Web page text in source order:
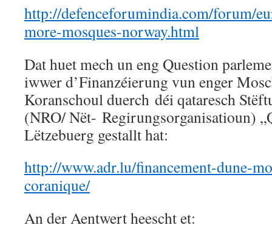
http://defenceforumindia.com/forum/
more-mosques-norway.html
Dat huet mech un eng Question
iwwer d’Finanzéierung vun enger
Koranschoul duerch déi qataresch
(NRO/ Nët- Regirungsorganisatioun)
Lëtzebuerg gestallt hat:
http://www.adr.lu/financement-dune-
coranique/
An der Aentwert heescht et: